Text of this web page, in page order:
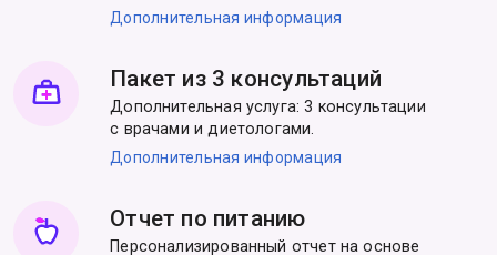
Дополнительная информация
Пакет из 3 консультаций
Дополнительная услуга: 3 консультации
с врачами и диетологами.
Дополнительная информация
Отчет по питанию
Персонализированный отчет на основе